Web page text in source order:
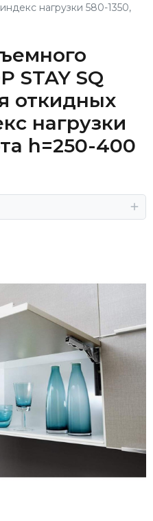
нагрузки 580-1350,
STAY SQ
откидных
нагрузки
h=250-400